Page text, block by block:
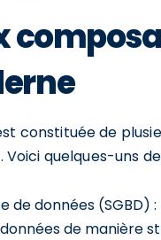
constituée de
quelques-uns
de données
de manière